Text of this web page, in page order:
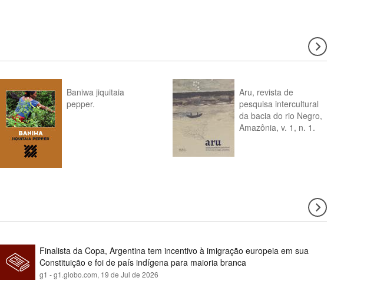
Baniwa jiquitaia
pepper.
Aru, revista de
pesquisa intercultural
da bacia do rio Negro,
Amazônia, v. 1, n. 1.
Finalista da Copa, Argentina tem incentivo à imigração europeia em sua
Constituição e foi de país indígena para maioria branca
g1 - g1.globo.com, 19 de Jul de 2026